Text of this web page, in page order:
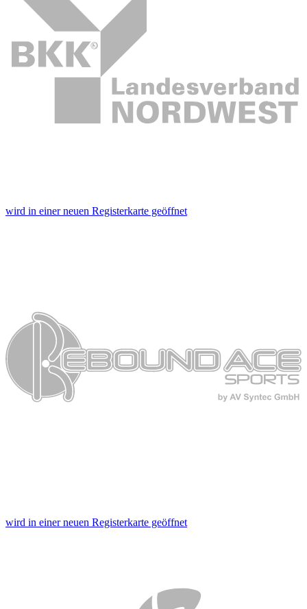
wird in einer neuen Registerkarte geöffnet
wird in einer neuen Registerkarte geöffnet